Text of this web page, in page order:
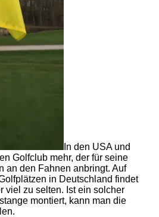
In den USA und
Golfclub mehr, der für seine
an den Fahnen anbringt. Auf
in Deutschland findet
viel zu selten. Ist ein solcher
montiert, kann man die